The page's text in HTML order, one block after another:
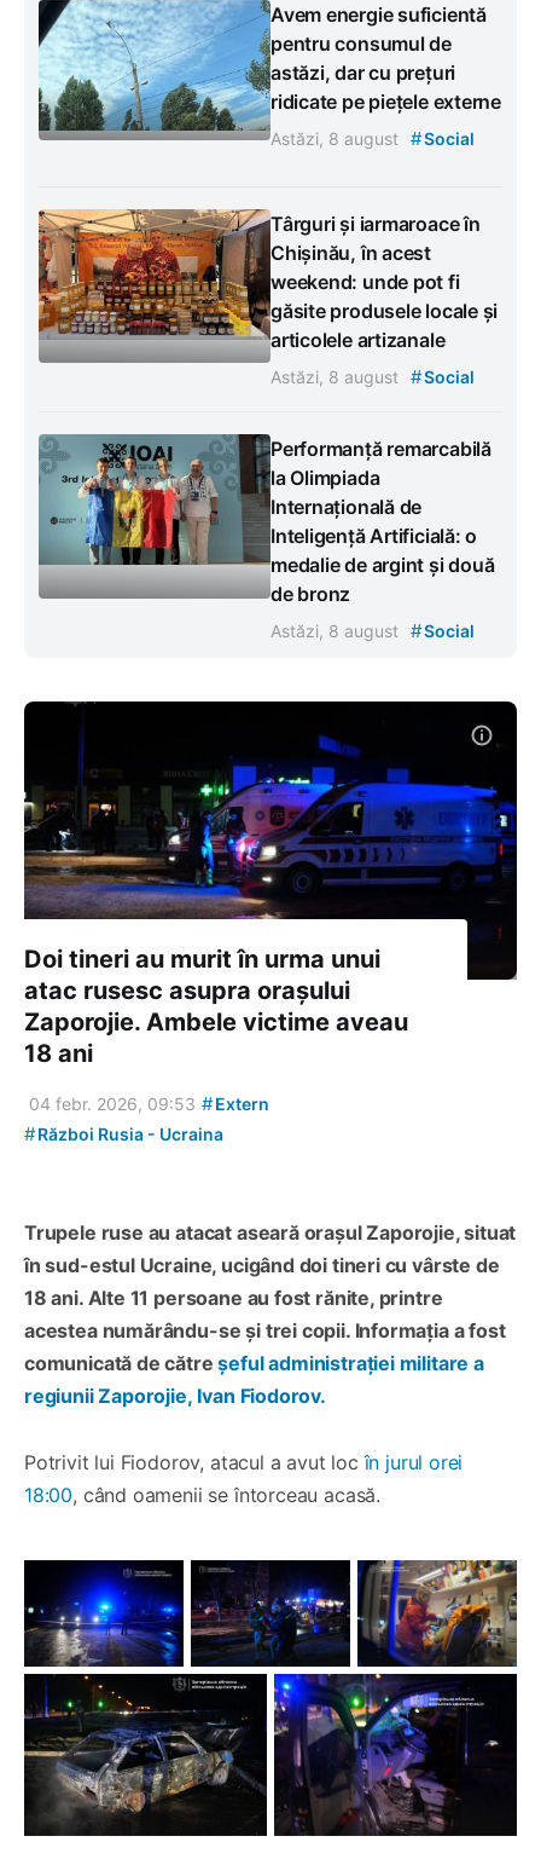
Avem energie suficientă
pentru consumul de
astăzi, dar cu prețuri
ridicate pe piețele externe
Astăzi, 8 august #Social
Târguri și iarmaroace în
Chișinău, în acest
weekend: unde pot fi
găsite produsele locale și
articolele artizanale
Astăzi, 8 august #Social
Performanță remarcabilă
la Olimpiada
Internațională de
Inteligență Artificială: o
medalie de argint și două
de bronz
Astăzi, 8 august #Social
Doi tineri au murit în urma unui
atac rusesc asupra orașului
Zaporojie. Ambele victime aveau
18 ani
04 febr. 2026, 09:53 #Extern
#Război Rusia - Ucraina
Trupele ruse au atacat aseară orașul Zaporojie, situat
în sud-estul Ucraine, ucigând doi tineri cu vârste de
18 ani. Alte 11 persoane au fost rănite, printre
acestea numărându-se și trei copii. Informația a fost
comunicată de cătreșeful administrației militare a
regiunii Zaporojie, Ivan Fiodorov.
Potrivit lui Fiodorov, atacul a avut locîn jurul orei
18:00, când oamenii se întorceau acasă.